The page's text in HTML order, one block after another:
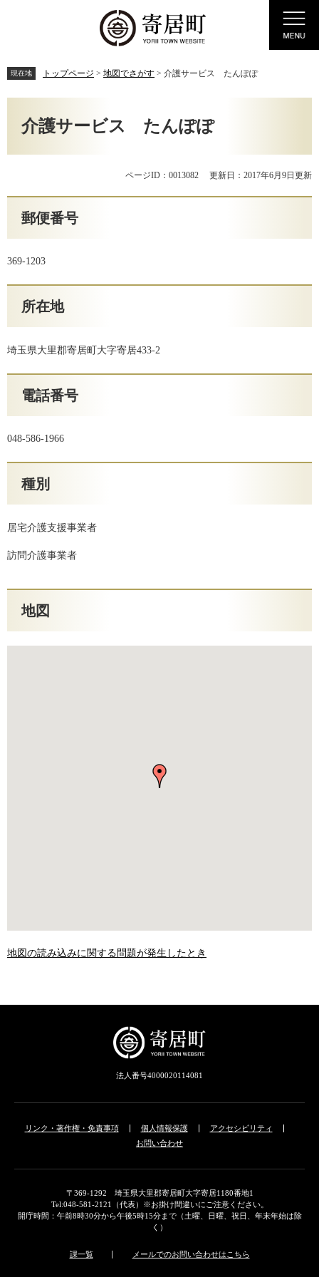
先
頭
で
を
飛
ば
文
現在地 トップページ > 地図でさがす > 介護サービス たんぽぽ
介護サービス たんぽぽ
ページID：0013082 更新日：2017年6月9日更新
郵便番号
369-1203
所在地
埼玉県大里郡寄居町大字寄居433-2
電話番号
048-586-1966
種別
居宅介護支援事業者
訪問介護事業者
地図
地図の読み込みに関する問題が発生したとき
法人番号4000020114081
リンク・著作権・免責事項 個人情報保護
アクセシビリティ
お問い合わせ
〒369-1292 埼玉県大里郡寄居町大字寄居1180番地1
Tel:048-581-2121（代表）※お掛け間違いにご注意ください。
開庁時間：午前8時30分から午後5時15分まで（土曜、日曜、祝日、年末年始は除
く）
課一覧 メールでのお問い合わせはこちら